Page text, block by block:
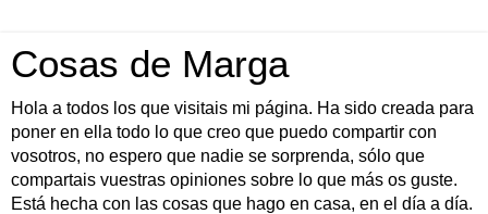
Cosas de Marga
Hola a todos los que visitais mi página. Ha sido creada para
poner en ella todo lo que creo que puedo compartir con
vosotros, no espero que nadie se sorprenda, sólo que
compartais vuestras opiniones sobre lo que más os guste.
Está hecha con las cosas que hago en casa, en el día a día.